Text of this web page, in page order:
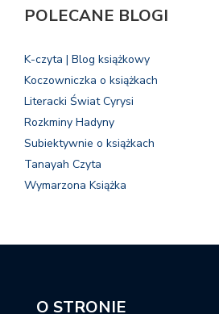
POLECANE BLOGI
K-czyta | Blog książkowy
Koczowniczka o książkach
Literacki Świat Cyrysi
Rozkminy Hadyny
Subiektywnie o książkach
Tanayah Czyta
Wymarzona Książka
O STRONIE